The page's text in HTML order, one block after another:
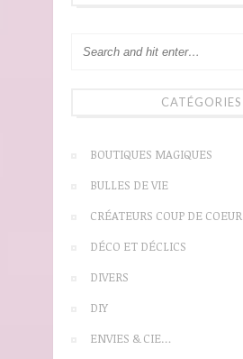
CATÉGORIES
BOUTIQUES MAGIQUES
BULLES DE VIE
CRÉATEURS COUP DE COEUR
DÉCO ET DÉCLICS
DIVERS
DIY
ENVIES & CIE…